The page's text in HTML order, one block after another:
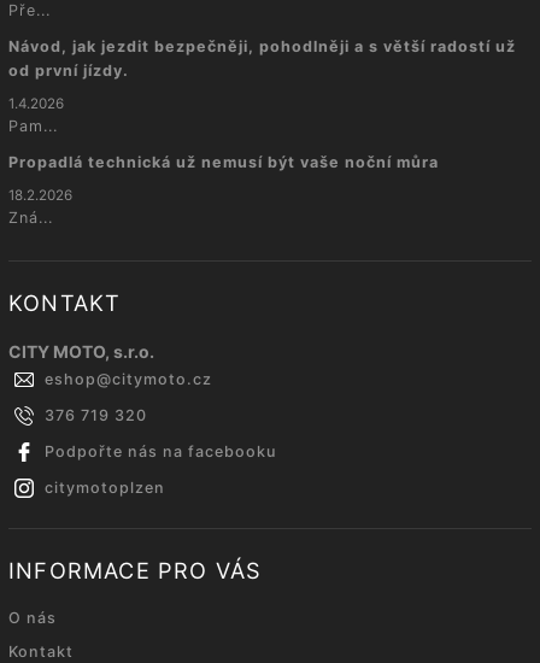
Pře...
Návod, jak jezdit bezpečněji, pohodlněji a s větší radostí už
od první jízdy.
1.4.2026
Pam...
Propadlá technická už nemusí být vaše noční můra
18.2.2026
Zná...
KONTAKT
CITY MOTO, s.r.o.
eshop@citymoto.cz
376 719 320
Podpořte nás na facebooku
citymotoplzen
INFORMACE PRO VÁS
O nás
Kontakt